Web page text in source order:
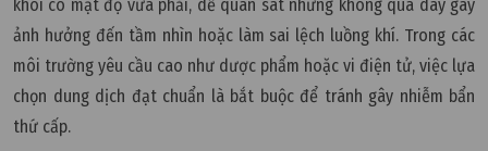
khói có mật độ vừa phải, dễ quan sát nhưng không quá dày gây
ảnh hưởng đến tầm nhìn hoặc làm sai lệch luồng khí. Trong các
môi trường yêu cầu cao như dược phẩm hoặc vi điện tử, việc lựa
chọn dung dịch đạt chuẩn là bắt buộc để tránh gây nhiễm bẩn
thứ cấp.